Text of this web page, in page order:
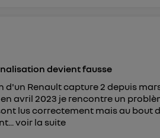
devient fausse
d'un Renault capture 2 depuis
avril 2023 je rencontre un
lus correctement mais au bout
voir la suite